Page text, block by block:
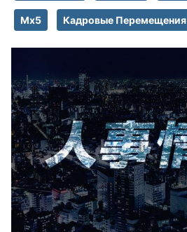
Mx5 Кадровые Перемещения